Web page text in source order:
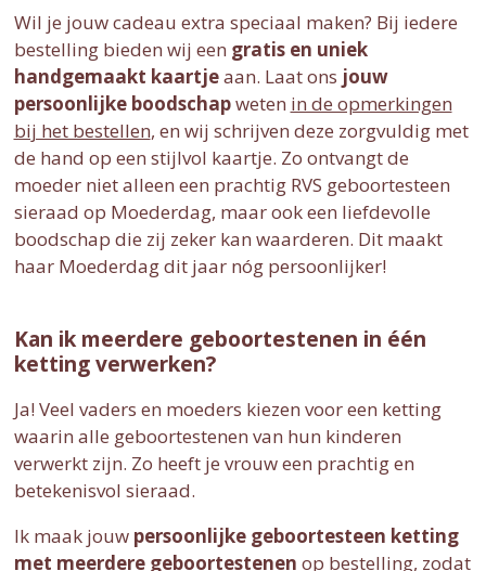
Wil je jouw cadeau extra speciaal maken? Bij iedere
bestelling bieden wij een gratis en uniek
handgemaakt kaartjeaan. Laat ons jouw
persoonlijke boodschapweten in de opmerkingen
bij het bestellen, en wij schrijven deze zorgvuldig met
de hand op een stijlvol kaartje. Zo ontvangt de
moeder niet alleen een prachtig RVS geboortesteen
sieraad op Moederdag, maar ook een liefdevolle
boodschap die zij zeker kan waarderen. Dit maakt
haar Moederdag dit jaar nóg persoonlijker!
Kan ik meerdere geboortestenen in één
ketting verwerken?
Ja! Veel vaders en moeders kiezen voor een ketting
waarin alle geboortestenen van hun kinderen
verwerkt zijn. Zo heeft je vrouw een prachtig en
betekenisvol sieraad.
Ik maak jouw persoonlijke geboortesteen ketting
met meerdere geboortestenen op bestelling, zodat